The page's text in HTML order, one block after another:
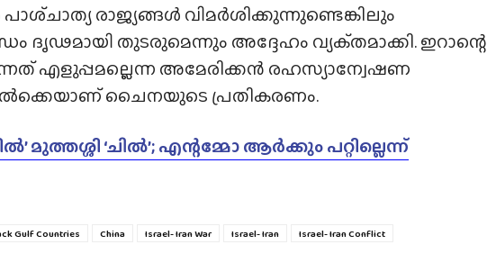
രാജ്യങ്ങൾ വിമർശിക്കുന്നുണ്ടെങ്കിലും
തുടരുമെന്നും അദ്ദേഹം വ്യക്‌തമാക്കി. ഇറാന്റെ
എളുപ്പമല്ലെന്ന അമേരിക്കൻ രഹസ്യാന്വേഷണ
ചൈനയുടെ പ്രതികരണം.
മുത്തശ്ശി ‘ചിൽ’; എന്റമ്മോ ആർക്കും പറ്റില്ലെന്ന്
Gulf Countries China Israel- Iran War Israel- Iran Israel- Iran Conflict